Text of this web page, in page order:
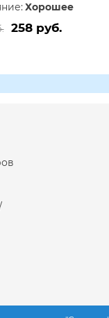
Хорошее
258 руб.